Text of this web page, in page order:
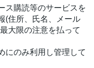
ス購読等のサービスを
(住所、氏名、メール
大限の注意を払って
にのみ利用し管理して